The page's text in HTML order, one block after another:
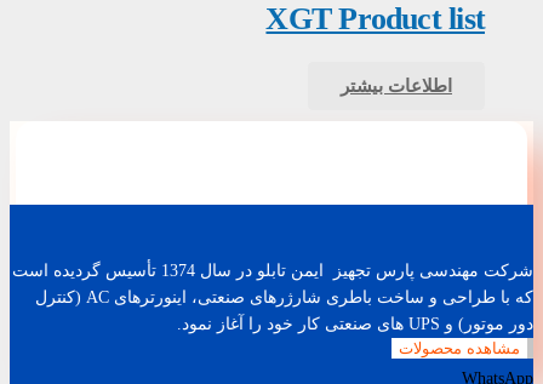
XGT Product list
اطلاعات بیشتر
مشاهده محصولات
شرکت مهندسی پارس تجهیز ایمن تابلو در سال 1374 تأسیس گردیده است
که با طراحی و ساخت باطری شارژرهای صنعتی، اینورترهای AC (کنترل
دور موتور) و UPS های صنعتی کار خود را آغاز نمود.
WhatsApp